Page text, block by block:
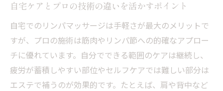
自宅ケアとプロの技術の違いを活かすポイント
自宅でのリンパマッサージは手軽さが最大のメリットで
すが、プロの施術は筋肉やリンパ節への的確なアプロー
チに優れています。自分でできる範囲のケアは継続し、
疲労が蓄積しやすい部位やセルフケアでは難しい部分は
エステで補うのが効果的です。たとえば、肩や背中など